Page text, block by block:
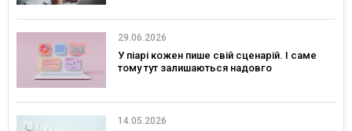
29.06.2026
У піарі кожен пише свій сценарій. І саме
тому тут залишаються надовго
14.05.2026